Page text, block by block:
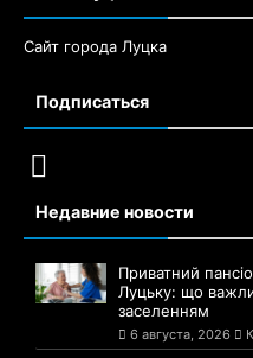
Сайт города Луцка
Подписаться
Недавние новости
Приватний
Луцьку: що
заселенням
6 августа, 2026